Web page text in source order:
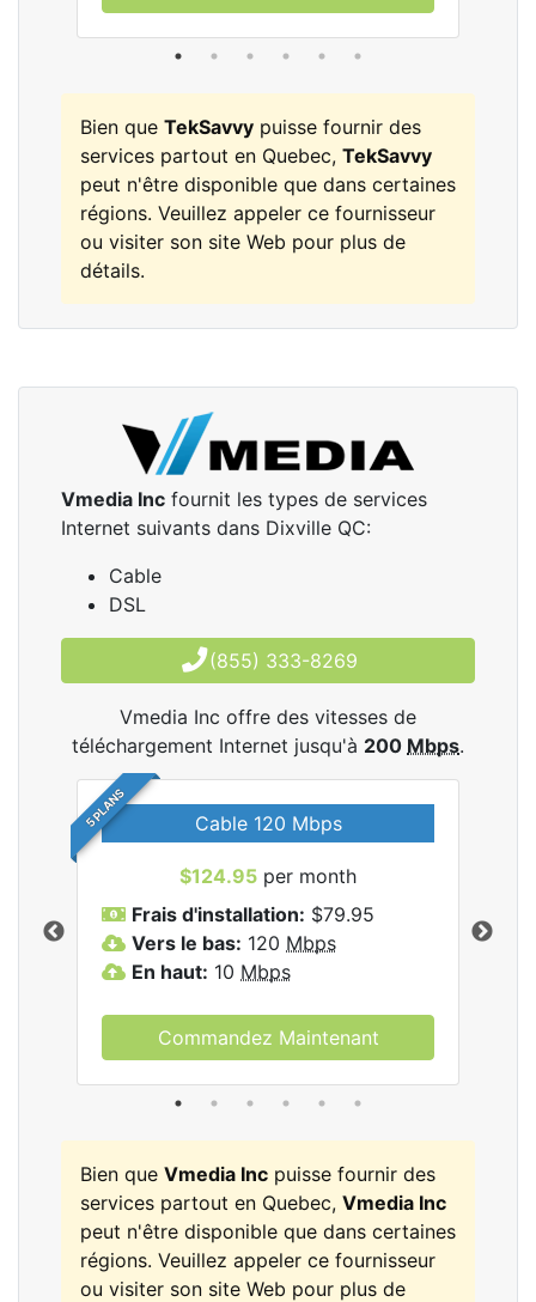
Bien que TekSavvy puisse fournir des
services partout en Quebec, TekSavvy
peut n'être disponible que dans certaines
régions. Veuillez appeler ce fournisseur
ou visiter son site Web pour plus de
détails.
Vmedia Inc fournit les types de services
Internet suivants dans Dixville QC:
Cable
DSL
(855) 333-8269
Vmedia Inc offre des vitesses de
téléchargement Internet jusqu'à 200 Mbps.
5 PLANS Cable 120 Mbps
$124.95 per month
Frais d'installation: $79.95
Vers le bas: 120 Mbps
En haut: 10 Mbps
Commandez Maintenant
Bien que Vmedia Inc puisse fournir des
services partout en Quebec, Vmedia Inc
peut n'être disponible que dans certaines
régions. Veuillez appeler ce fournisseur
ou visiter son site Web pour plus de